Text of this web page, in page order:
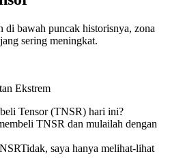
USDC sebagai jaminannya
di bawah puncak historisnya, zona
sering meningkat.
Ekstrem
Tensor (TNSR) hari ini?
TNSR dan mulailah dengan
Tidak, saya hanya melihat-lihat